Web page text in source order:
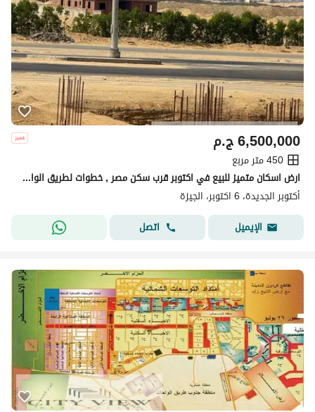
ج.م6,500,000
450 متر مربع
ارض اسكان متميز للبيع في اكتوبر قرب سكن مصر , خطوات لطريق الواحات
أكتوبر الجديدة، 6 اكتوبر، الجيزة
الإيميل
اتصل